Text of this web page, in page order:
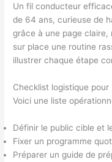
Un fil conducteur
de 64 ans, curieuse de
grâce à une page
sur place une routine
illustrer chaque étape
Checklist logistique
Voici une liste
Définir le public cible et
Fixer un programme
Préparer un guide de